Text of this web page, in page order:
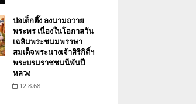
ป่อเต็กตึ๊ง ลงนามถวาย
พระพร เนื่องในโอกาสวัน
เฉลิมพระชนมพรรษา
สมเด็จพระนางเจ้าสิริกิติ์ฯ
พระบรมราชชนนีพันปี
หลวง
12.8.68